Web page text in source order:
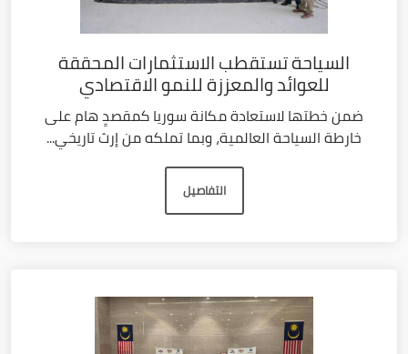
السياحة تستقطب الاستثمارات المحققة
للعوائد والمعززة للنمو الاقتصادي
ضمن خطتها لاستعادة مكانة سوريا كمقصدٍ هام على
خارطة السياحة العالمية، وبما تملكه من إرث تاريخي...
التفاصيل